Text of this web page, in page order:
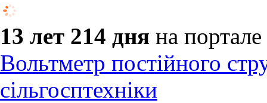
13 лет 214 дня на портале
Вольтметр постійного
сільгосптехніки